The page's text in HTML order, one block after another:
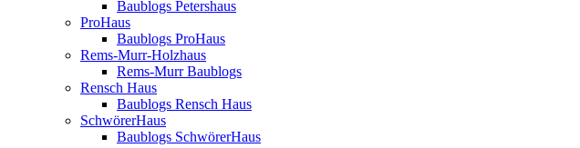
Baublogs Petershaus
ProHaus
Baublogs ProHaus
Rems-Murr-Holzhaus
Rems-Murr Baublogs
Rensch Haus
Baublogs Rensch Haus
SchwörerHaus
Baublogs SchwörerHaus